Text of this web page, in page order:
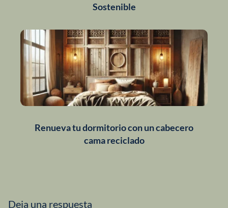
Sostenible
Renueva tu dormitorio con un cabecero
cama reciclado
Deja una respuesta